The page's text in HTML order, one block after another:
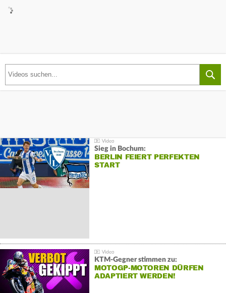
Sieg in Bochum:
BERLIN FEIERT PERFEKTEN
START
KTM-Gegner stimmen zu:
MOTOGP-MOTOREN DÜRFEN
ADAPTIERT WERDEN!